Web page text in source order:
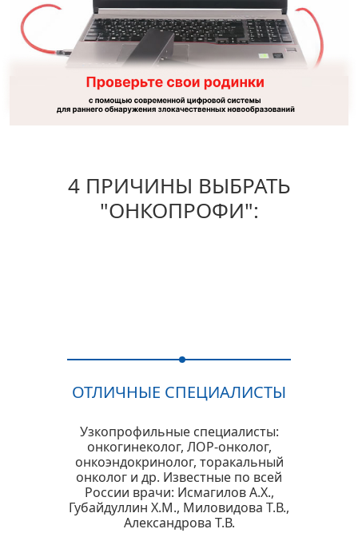
Цены
Отзывы
Контакты
Вакансии
Справка для ФНС
4 ПРИЧИНЫ ВЫБРАТЬ
"ОНКОПРОФИ":
ОТЛИЧНЫЕ СПЕЦИАЛИСТЫ
Узкопрофильные специалисты:
онкогинеколог, ЛОР-онколог,
онкоэндокринолог, торакальный
онколог и др. Известные по всей
России врачи: Исмагилов А.Х.,
Губайдуллин Х.М., Миловидова Т.В.,
Александрова Т.В.